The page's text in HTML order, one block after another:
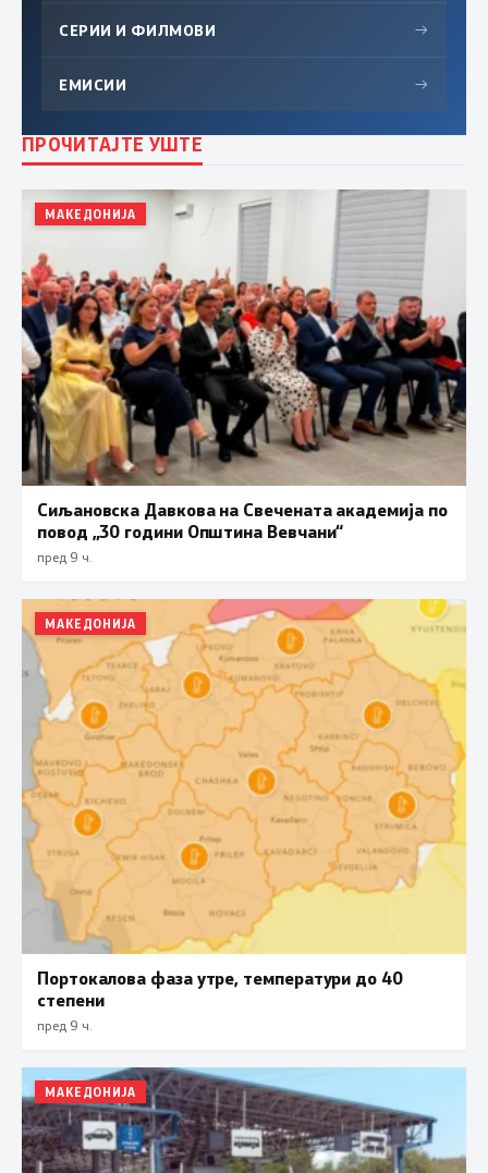
СЕРИИ И ФИЛМОВИ →
ЕМИСИИ →
ПРОЧИТАЈТЕ УШТЕ
МАКЕДОНИЈА
Сиљановска Давкова на Свечената академија по
повод „30 години Општина Вевчани“
пред 9 ч.
МАКЕДОНИЈА
Портокалова фаза утре, температури до 40
степени
пред 9 ч.
МАКЕДОНИЈА